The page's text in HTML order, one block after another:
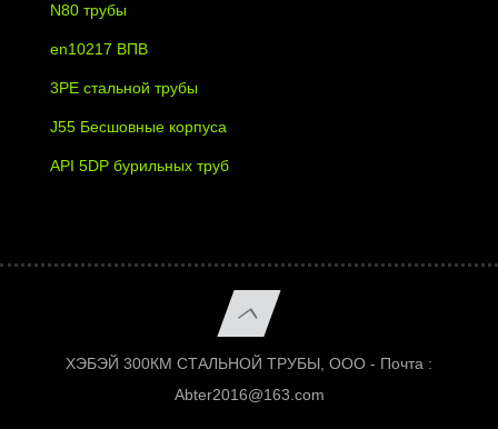
N80 трубы
en10217 ВПВ
3PE стальной трубы
J55 Бесшовные корпуса
API 5DP бурильных труб
ХЭБЭЙ 300КМ СТАЛЬНОЙ ТРУБЫ, ООО - Почта :
Abter2016@163.com